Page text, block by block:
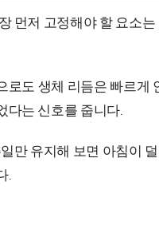
먼저 고정해야 할 요소
도 생체 리듬은 빠르게
다는 신호를 줍니다.
만 유지해 보면 아침이
.